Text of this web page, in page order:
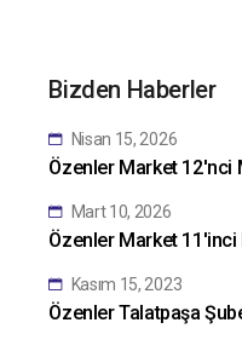
Bizden Haberler
Nisan 15, 2026
Özenler Market 12'nci
Mart 10, 2026
Özenler Market 11'inci
Kasım 15, 2023
Özenler Talatpaşa